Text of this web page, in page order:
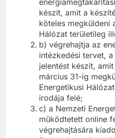
készít, amit a
köteles megküldeni
Hálózat területileg
b) végrehajtja az
intézkedési tervet,
jelentést készít,
március 31-ig
Energetikusi
irodája felé;
c) a Nemzeti
működtetett online
végrehajtására